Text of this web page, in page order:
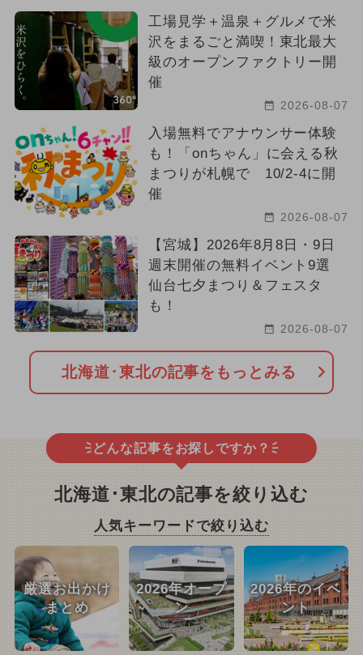
工場見学＋温泉＋グルメで米
沢をまるごと満喫！東北最大
級のオープンファクトリー開
催
2026-08-07
入場無料でアナウンサー体験
も！「onちゃん」に会える秋
まつりが札幌で 10/2-4に開
催
2026-08-07
【宮城】2026年8月8日・9日
週末開催の無料イベント9選
仙台七夕まつり＆フェスタ
も！
2026-08-07
北海道･東北の記事をもっとみる
どんな記事をお探しですか？
北海道･東北の記事を絞り込む
人気キーワードで絞り込む
厳選お出かけ
まとめ
2026年オープ
ン
2026年のイベ
ント